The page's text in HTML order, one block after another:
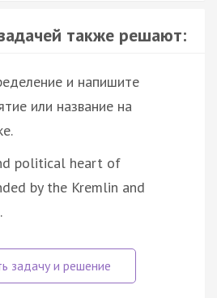
также решают:
и напишите
или название на
political heart of
by the Kremlin and